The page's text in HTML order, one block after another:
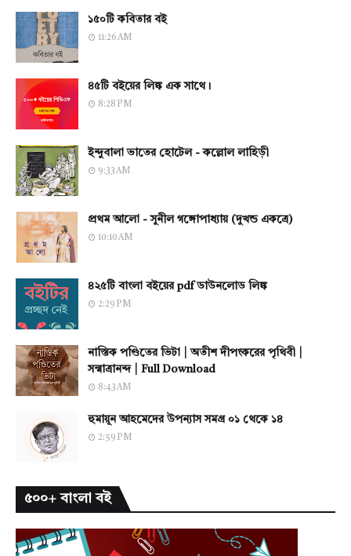
১৫০টি কবিতার বই
11:26 AM
৪৫টি বইয়ের লিঙ্ক এক সাথে।
8:28 PM
ইন্দুবালা ভাতের হোটেল - কল্লোল লাহিড়ী
9:33 AM
প্রথম আলো - সুনীল গঙ্গোপাধ্যায় (দুখন্ড একত্রে)
10:10 AM
৪২৫টি বাংলা বইয়ের pdf ডাউনলোড লিঙ্ক
2:29 PM
নাস্তিক পণ্ডিতের ভিটা | অতীশ দীপংকরের পৃথিবী |
সন্মাত্রানন্দ | Full Download
8:43 AM
হুমায়ূন আহমেদের উপন্যাস সমগ্র ০১ থেকে ১৪
2:59 PM
৫০০+ বাংলা বই